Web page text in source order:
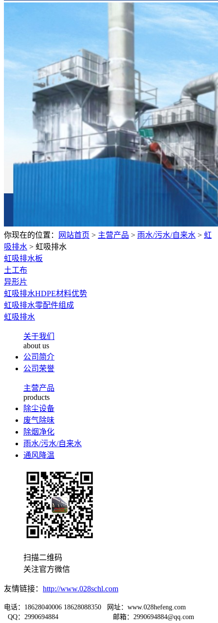
你现在的位置： 网站首页 > 主营产品 > 雨水/污水/自来水 > 虹
吸排水 > 虹吸排水
虹吸排水板
土工布
异形片
虹吸排水HDPE材料优势
虹吸排水零配件组成
虹吸排水
关于我们
about us
公司简介
公司荣誉
主营产品
products
除尘设备
废气除味
除烟净化
雨水/污水/自来水
通风降温
扫描二维码
关注官方微信
友情链接： http://www.028schl.com
电话：18628040006 18628088350 网址：www.028hefeng.com
QQ：2990694884
邮箱：2990694884@qq.com